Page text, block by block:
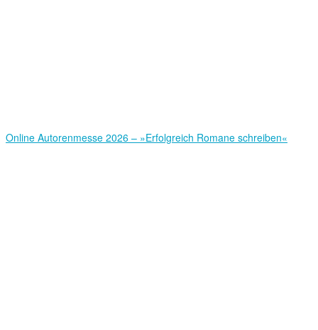
Online Autorenmesse 2026 – »Erfolgreich Romane schreiben«